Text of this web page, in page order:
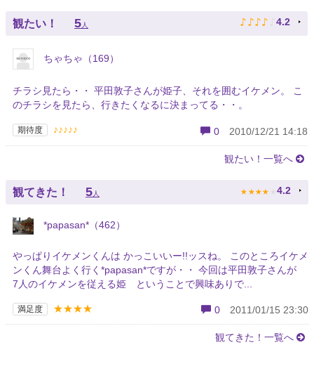
観たい！ 5人 ♪ ♪ ♪ ♪ ♪ 4.2
ちゃちゃ（169）
チラシ見たら・・ 平田敦子さんが姫子、それを囲むイケメン。 こ
のチラシを見たら、行きたくなるに決まってる・・。
期待度 ♪♪♪♪♪ 0 2010/12/21 14:18
観たい！一覧へ
観てきた！ 5 人 ★ ★ ★ ★ ★ 4.2
*papasan*（462）
やっぱりイケメンくんは かっこいいー!!ッスね。 このところイケメ
ンくん舞台よく行く*papasan*ですが・・ 今回は平田敦子さんが
7人のイケメンを従える姫 ということで興味ありで...
満足度 ★★★★ 0 2011/01/15 23:30
観てきた！一覧へ